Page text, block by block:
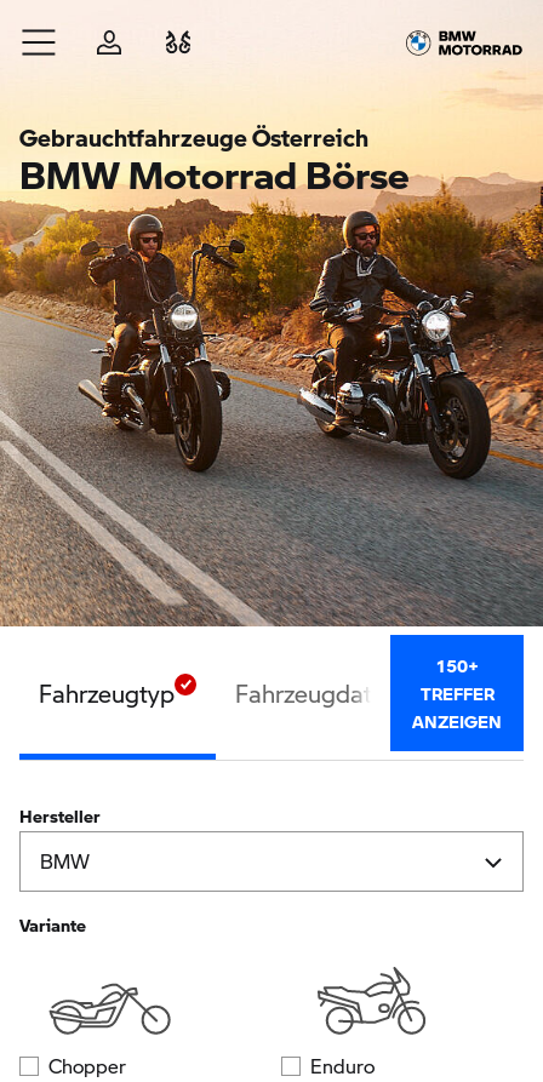
Zum Hauptinhalt springen
Anmelden
Gebrauchtfahrzeuge Österreich
BMW Motorrad Börse
Fahrzeugtyp Fahrzeugdaten
150+
TREFFER
ANZEIGEN
Hersteller
Variante
Chopper Enduro